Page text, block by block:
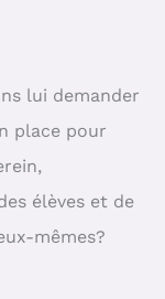
lui demander
place pour
élèves et de
mêmes?